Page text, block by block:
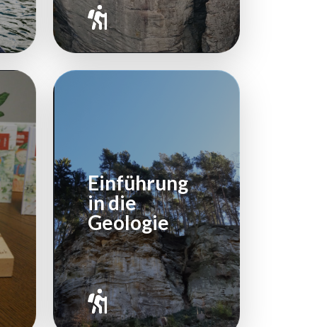
Einführung
in die
Geologie